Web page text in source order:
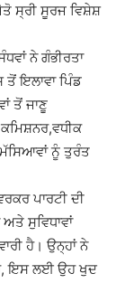
ਸ੍ਰੀ ਸੂਰਜ ਵਿਸ਼ੇਸ਼
ਨੇ ਗੰਭੀਰਤਾ
ਇਲਾਵਾ ਪਿੰਡ
ਤੋਂ ਜਾਣੂ
ਨੂੰ ਤੁਰੰਤ
ਪਾਰਟੀ ਦੀ
ਸੁਵਿਧਾਵਾਂ
ਹੈ। ਉਨ੍ਹਾਂ ਨੇ
ਇਸ ਲਈ ਉਹ ਖੁਦ